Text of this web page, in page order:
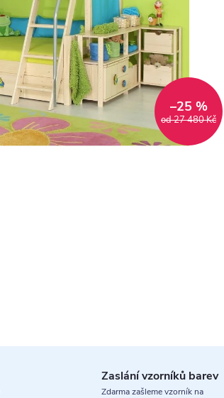
od 27 480 Kč
–25 %
Zaslání vzorníků barev
Zdarma zašleme vzorník na